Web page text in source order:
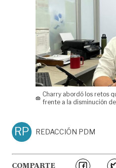
Charry abordó los retos
frente a la disminución
RP REDACCIÓN PDM
COMPARTE